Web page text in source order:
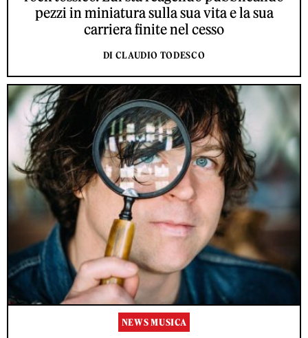
pezzi in miniatura sulla sua vita e la sua
carriera finite nel cesso
DI CLAUDIO TODESCO
NEWS MUSICA